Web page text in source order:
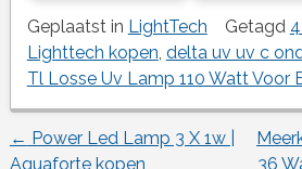
Geplaatst in LightTech Getagd
Lighttech kopen delta uv uv c
Tl Losse Uv Lamp 110 Watt Voor
Berichtnavigatie
← Power Led Lamp 3 X 1w |
Aquaforte kopen
36